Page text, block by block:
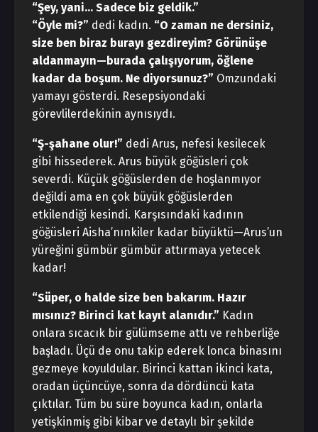
“Şey, yani… Sadece biz geldik.”
“Öyle mi?” dedi kadın. “O zaman ne dersiniz,
size ben biraz burayı gezdireyim? Görünüşe
aldanmayın—burada çalışıyorum, öğlene
kadar da boşum. Ne diyorsunuz?” Omzundaki
yamayı gösterdi. Resepsiyondaki
görevlilerdekinin aynısıydı.
“Ş-şahane olur!” dedi Arus, nefesi kesilecek
gibi hissederek. Arus büyük göğüsleri çok
severdi. Küçük göğüslerden de hoşlanmıyor
değildi ama en çok büyük göğüslerden
etkilendiği kesindi. Karşısındaki kadının
göğüsleri Aisha’nınkiler kadar büyüktü—Arus’un
yüreğini gümbür gümbür attırmaya yetecek
kadar!
“Süper, o halde size ben bakarım. Hazır
mısınız? Birinci kat kayıt alanıdır.” Kadın
onlara sıcacık bir gülümseme attı ve rehberliğe
başladı. Üçü de onu takip ederek lonca binasını
gezmeye koyuldular. Birinci kattan ikinci kata,
oradan üçüncüye, sonra da dördüncü kata
çıktılar. Tüm bu süre boyunca kadın, onlarla
yetişkinmiş gibi kibar ve detaylı bir şekilde